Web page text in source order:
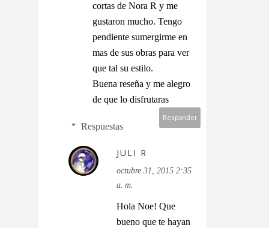
cortas de Nora R y me
gustaron mucho. Tengo
pendiente sumergirme en
mas de sus obras para ver
que tal su estilo.
Buena reseña y me alegro
de que lo disfrutaras
Responder
Respuestas
JULI R
octubre 31, 2015 2:35
a. m.
Hola Noe! Que
bueno que te hayan